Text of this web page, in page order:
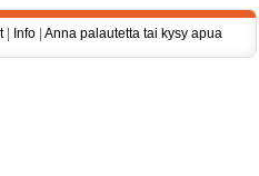
| Info| Anna palautetta tai kysy apua